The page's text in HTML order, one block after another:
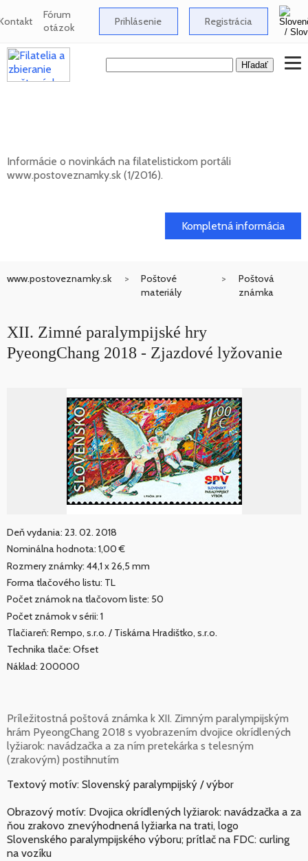
Fórum
otázok Prihlásenie Registrácia
Informácie o novinkách na filatelistickom portáli
www.postoveznamky.sk (1/2016).
Kompletná informácia
www.postoveznamky.sk
Poštové
materiály
Poštová
známka
XII. Zimné paralympijské hry
PyeongChang 2018 - Zjazdové lyžovanie
Deň vydania: 23. 02. 2018
Nominálna hodnota: 1,00 €
Rozmery známky: 44,1 x 26,5 mm
Forma tlačového listu: TL
Počet známok na tlačovom liste: 50
Počet známok v sérii: 1
Tlačiareň: Rempo, s.r.o. / Tiskárna Hradištko, s.r.o.
Technika tlače: Ofset
Náklad: 200000
Príležitostná poštová známka k XII. Zimným paralympijským
hrám PyeongChang 2018 s vyobrazením dvojice okrídlených
lyžiarok: navádzačka a za ním pretekárka s telesným
(zrakovým) postihnutím
Textový motív: Slovenský paralympijský / výbor
Obrazový motív: Dvojica okrídlených lyžiarok: navádzačka a za
ňou zrakovo znevýhodnená lyžiarka na trati, logo
Slovenského paralympijského výboru; prítlač na FDC: curling
na vozíku